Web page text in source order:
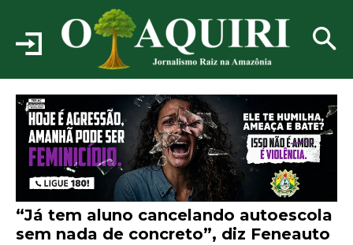
“Já tem aluno cancelando autoescola
sem nada de concreto”, diz Feneauto